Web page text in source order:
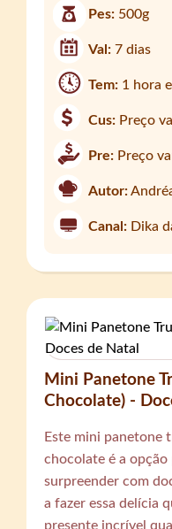
Pes: 500g
Val:7 dias
Tem: 1 hora
Cus: Preço
Pre: Preço
Autor:
Canal: Dika
Mini Panetone
Chocolate) -
Este mini panetone
chocolate é a
surpreender com
a fazer essa delícia
presente incrível